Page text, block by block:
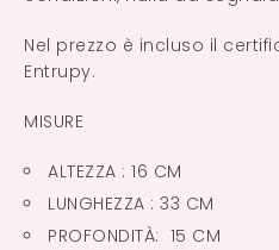
Nel prezzo è incluso il
Entrupy.
MISURE
ALTEZZA : 16 CM
LUNGHEZZA : 33 CM
PROFONDITÀ: 15 CM